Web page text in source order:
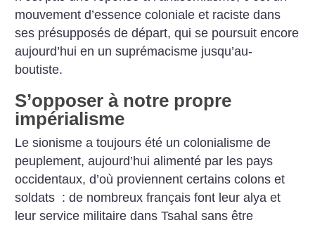
mouvement d’essence coloniale et raciste dans
ses présupposés de départ, qui se poursuit encore
aujourd’hui en un suprémacisme jusqu’au-
boutiste.
S’opposer à notre propre
impérialisme
Le sionisme a toujours été un colonialisme de
peuplement, aujourd’hui alimenté par les pays
occidentaux, d’où proviennent certains colons et
soldats : de nombreux français font leur alya et
leur service militaire dans Tsahal sans être